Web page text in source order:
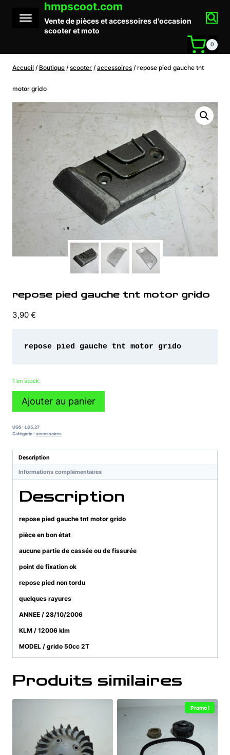
contenu
hmpscoot.com
Vente de pièces et accessoires d'occasion
scooter et moto
0
Accueil / Boutique / scooter / accessoires / repose pied gauche tnt
motor grido
repose pied gauche tnt motor grido
3,90 €
repose pied gauche tnt motor grido
1 en stock
quantité
pied
gauche
motor
grido
Ajouter au panier
UGS : L85.27
Catégorie : accessoires
Description
Informations complémentaires
Description
repose pied gauche tnt motor grido
pièce en bon état
aucune partie de cassée ou de fissurée
point de fixation ok
repose pied non tordu
quelques rayures
ANNEE / 28/10/2006
KLM / 12006 klm
MODEL / grido 50cc 2T
Produits similaires
Promo !